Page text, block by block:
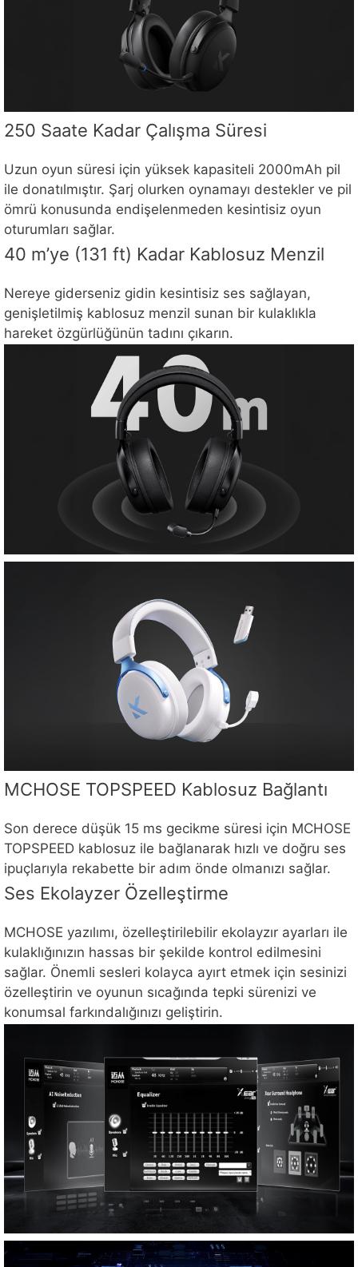
250 Saate Kadar Çalışma Süresi
Uzun oyun süresi için yüksek kapasiteli 2000mAh pil
ile donatılmıştır. Şarj olurken oynamayı destekler ve pil
ömrü konusunda endişelenmeden kesintisiz oyun
oturumları sağlar.
40 m’ye (131 ft) Kadar Kablosuz Menzil
Nereye giderseniz gidin kesintisiz ses sağlayan,
genişletilmiş kablosuz menzil sunan bir kulaklıkla
hareket özgürlüğünün tadını çıkarın.
MCHOSE TOPSPEED Kablosuz Bağlantı
Son derece düşük 15 ms gecikme süresi için MCHOSE
TOPSPEED kablosuz ile bağlanarak hızlı ve doğru ses
ipuçlarıyla rekabette bir adım önde olmanızı sağlar.
Ses Ekolayzer Özelleştirme
MCHOSE yazılımı, özelleştirilebilir ekolayzır ayarları ile
kulaklığınızın hassas bir şekilde kontrol edilmesini
sağlar. Önemli sesleri kolayca ayırt etmek için sesinizi
özelleştirin ve oyunun sıcağında tepki sürenizi ve
konumsal farkındalığınızı geliştirin.